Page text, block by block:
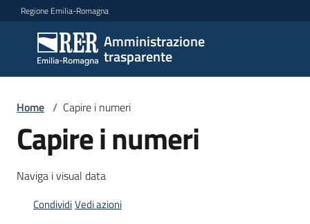
Vai al contenuto
Vai alla navigazione
Vai al footer
Regione Emilia-Romagna
Amministrazione
trasparente
Amministrazione
trasparente
Accesso
Home / Capire i numeri
Capire i numeri
Naviga i visual data
CondividiVedi azioni